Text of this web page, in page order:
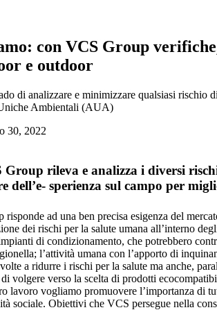
con VCS Group
e outdoor
di analizzare e minimizzare qualsiasi
Ambientali (AUA)
30, 2022
Group rileva e analizza i diversi
dell’e- sperienza sul campo per
risponde ad una ben precisa esigenza del
dei rischi per la salute umana all’interno
di condizionamento, che potrebbero
l’attività umana con l’apporto di
a ridurre i rischi per la salute ma anche,
volgere verso la scelta di prodotti
lavoro vogliamo promuovere l’importanza di
sociale. Obiettivi che VCS persegue nella